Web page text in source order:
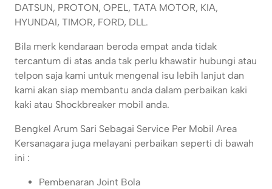
DATSUN, PROTON, OPEL, TATA MOTOR, KIA,
HYUNDAI, TIMOR, FORD, DLL.
Bila merk kendaraan beroda empat anda tidak
tercantum di atas anda tak perlu khawatir hubungi atau
telpon saja kami untuk mengenal isu lebih lanjut dan
kami akan siap membantu anda dalam perbaikan kaki
kaki atau Shockbreaker mobil anda.
Bengkel Arum Sari Sebagai Service Per Mobil Area
Kersanagara juga melayani perbaikan seperti di bawah
ini :
Pembenaran Joint Bola